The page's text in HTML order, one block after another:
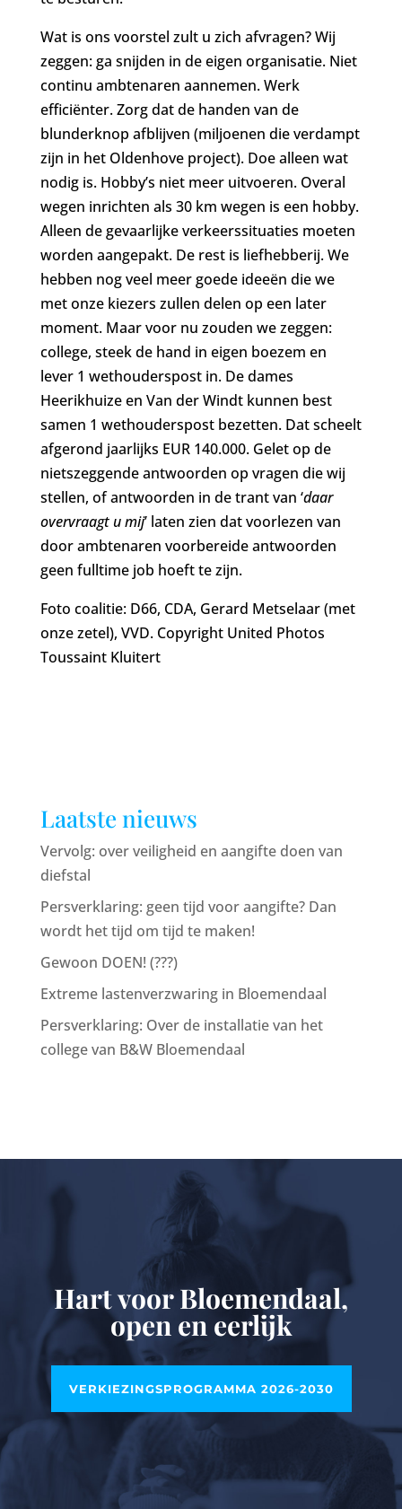
Wat is ons voorstel zult u zich afvragen? Wij
zeggen: ga snijden in de eigen organisatie. Niet
continu ambtenaren aannemen. Werk
efficiënter. Zorg dat de handen van de
blunderknop afblijven (miljoenen die verdampt
zijn in het Oldenhove project). Doe alleen wat
nodig is. Hobby’s niet meer uitvoeren. Overal
wegen inrichten als 30 km wegen is een hobby.
Alleen de gevaarlijke verkeerssituaties moeten
worden aangepakt. De rest is liefhebberij. We
hebben nog veel meer goede ideeën die we
met onze kiezers zullen delen op een later
moment. Maar voor nu zouden we zeggen:
college, steek de hand in eigen boezem en
lever 1 wethouderspost in. De dames
Heerikhuize en Van der Windt kunnen best
samen 1 wethouderspost bezetten. Dat scheelt
afgerond jaarlijks EUR 140.000. Gelet op de
nietszeggende antwoorden op vragen die wij
stellen, of antwoorden in de trant van ‘daar
overvraagt u mij’ laten zien dat voorlezen van
door ambtenaren voorbereide antwoorden
geen fulltime job hoeft te zijn.
Foto coalitie: D66, CDA, Gerard Metselaar (met
onze zetel), VVD. Copyright United Photos
Toussaint Kluitert
Laatste nieuws
Vervolg: over veiligheid en aangifte doen van
diefstal
Persverklaring: geen tijd voor aangifte? Dan
wordt het tijd om tijd te maken!
Gewoon DOEN! (???)
Extreme lastenverzwaring in Bloemendaal
Persverklaring: Over de installatie van het
college van B&W Bloemendaal
Hart voor Bloemendaal,
open en eerlijk
VERKIEZINGSPROGRAMMA 2026-2030